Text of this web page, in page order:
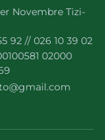
Novembre Tizi-
92 // 026 10 39 02
02000